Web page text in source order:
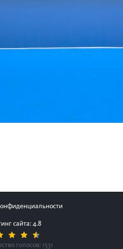
сайта: 4.8
голосов: 1531